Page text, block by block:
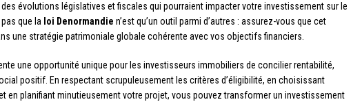
évolutions législatives et fiscales qui pourraient impacter votre investissement sur le
pas que la loi Denormandie n’est qu’un outil parmi d’autres : assurez-vous que cet
une stratégie patrimoniale globale cohérente avec vos objectifs financiers.
une opportunité unique pour les investisseurs immobiliers de concilier rentabilité,
positif. En respectant scrupuleusement les critères d’éligibilité, en choisissant
en planifiant minutieusement votre projet, vous pouvez transformer un investissement